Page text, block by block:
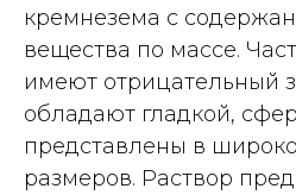
кремнезема с
вещества по массе.
имеют отрицательный
обладают гладкой,
представлены в
размеров. Раствор